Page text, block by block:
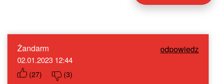
Żandarm odpowiedz
02.01.2023 12:44
(27) (3)